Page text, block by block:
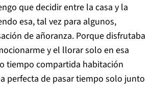
que decidir entre la casa y la
esa, tal vez para algunos,
de añoranza. Porque disfrutaba
y el llorar solo en esa
tiempo compartida habitación
perfecta de pasar tiempo solo junto